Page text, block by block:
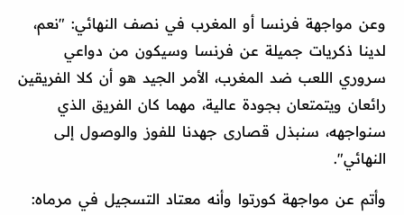
وعن مواجهة فرنسا أو المغرب في نصف النهائي: "نعم،
لدينا ذكريات جميلة عن فرنسا وسيكون من دواعي
سروري اللعب ضد المغرب، الأمر الجيد هو أن كلا الفريقين
رائعان ويتمتعان بجودة عالية، مهما كان الفريق الذي
سنواجهه، سنبذل قصارى جهدنا للفوز والوصول إلى
النهائي".
وأتم عن مواجهة كورتوا وأنه معتاد التسجيل في مرماه: